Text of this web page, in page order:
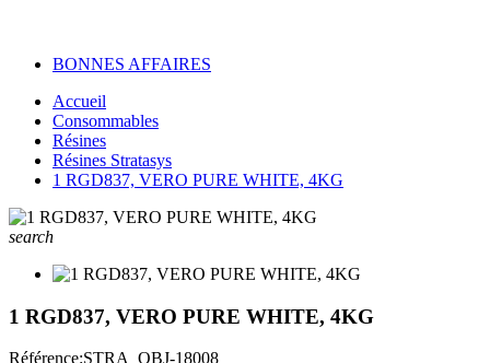
BONNES AFFAIRES
Accueil
Consommables
Résines
Résines Stratasys
1 RGD837, VERO PURE WHITE, 4KG
search
1 RGD837, VERO PURE WHITE, 4KG
Référence:STRA_OBJ-18008